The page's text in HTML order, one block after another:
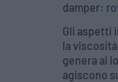
damper:
Gli aspetti
la
genera al
agiscono